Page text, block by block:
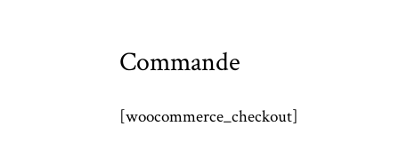
Commande
[woocommerce_checkout]